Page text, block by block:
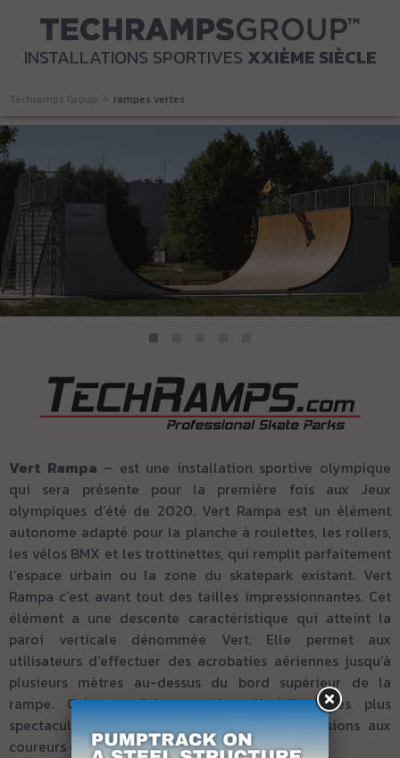
INSTALLATIONS SPORTIVES XXIÈME SIÈCLE
Techramps Group rampes vertes
Vert Rampa – est une installation sportive olympique
qui sera présente pour la première fois aux Jeux
olympiques d’été de 2020. Vert Rampa est un élément
autonome adapté pour la planche à roulettes, les rollers,
les vélos BMX et les trottinettes, qui remplit parfaitement
l’espace urbain ou la zone du skatepark existant. Vert
Rampa c’est avant tout des tailles impressionnantes. Cet
élément a une descente caractéristique qui atteint la
paroi verticale dénommée Vert. Elle permet aux
utilisateurs d’effectuer des acrobaties aériennes jusqu’à
plusieurs mètres au-dessus du bord supérieur de la
rampe. Cela en fait une des disciplines les plus
spectaculaires, offrant de nombreuses impressions aux
coureurs et observateurs.